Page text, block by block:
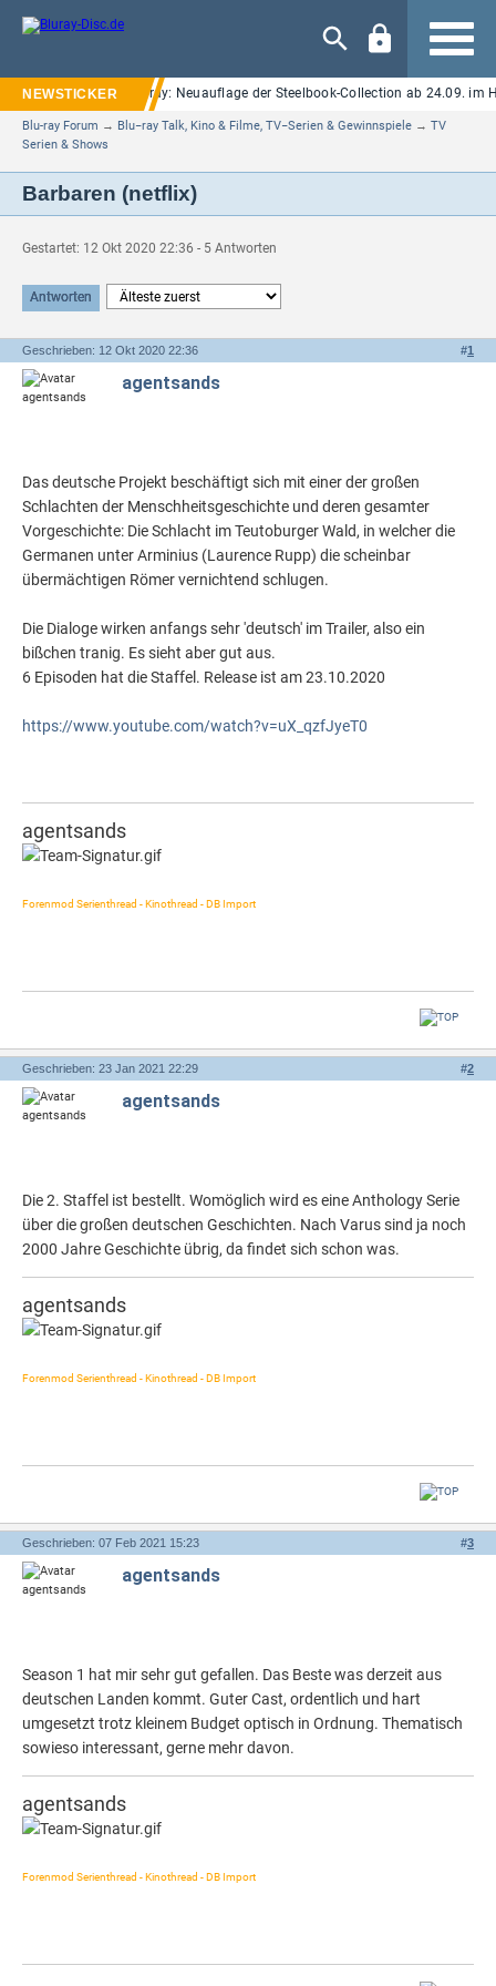
Navigation
Street" auf UHD Blu-ray: Neuauflage der Steelbook-Collection ab 24.09. im
Blu-ray Forum → Blu−ray Talk, Kino & Filme, TV−Serien & Gewinnspiele → TV
Serien & Shows
Barbaren (netflix)
Gestartet: 12 Okt 2020 22:36 - 5 Antworten
Antworten
#1
Geschrieben: 12 Okt 2020 22:36
agentsands
Das deutsche Projekt beschäftigt sich mit einer der großen
Schlachten der Menschheitsgeschichte und deren gesamter
Vorgeschichte: Die Schlacht im Teutoburger Wald, in welcher die
Germanen unter Arminius (Laurence Rupp) die scheinbar
übermächtigen Römer vernichtend schlugen.
Die Dialoge wirken anfangs sehr 'deutsch' im Trailer, also ein
bißchen tranig. Es sieht aber gut aus.
6 Episoden hat die Staffel. Release ist am 23.10.2020
https://www.youtube.com/watch?v=uX_qzfJyeT0
agentsands
Forenmod Serienthread - Kinothread - DB Import
#2
Geschrieben: 23 Jan 2021 22:29
agentsands
Die 2. Staffel ist bestellt. Womöglich wird es eine Anthology Serie
über die großen deutschen Geschichten. Nach Varus sind ja noch
2000 Jahre Geschichte übrig, da findet sich schon was.
agentsands
Forenmod Serienthread - Kinothread - DB Import
#3
Geschrieben: 07 Feb 2021 15:23
agentsands
Season 1 hat mir sehr gut gefallen. Das Beste was derzeit aus
deutschen Landen kommt. Guter Cast, ordentlich und hart
umgesetzt trotz kleinem Budget optisch in Ordnung. Thematisch
sowieso interessant, gerne mehr davon.
agentsands
Forenmod Serienthread - Kinothread - DB Import